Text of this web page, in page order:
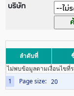
บริษัท
ลำดับที่
1 Page size:
ไม่พบข้อมูลตามเงื่อนไขที่ร